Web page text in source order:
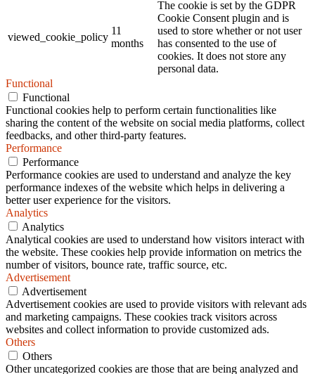
viewed_cookie_policy
11
months
The cookie is set by the GDPR
Cookie Consent plugin and is
used to store whether or not user
has consented to the use of
cookies. It does not store any
personal data.
Functional
Functional
Functional cookies help to perform certain functionalities like
sharing the content of the website on social media platforms, collect
feedbacks, and other third-party features.
Performance
Performance
Performance cookies are used to understand and analyze the key
performance indexes of the website which helps in delivering a
better user experience for the visitors.
Analytics
Analytics
Analytical cookies are used to understand how visitors interact with
the website. These cookies help provide information on metrics the
number of visitors, bounce rate, traffic source, etc.
Advertisement
Advertisement
Advertisement cookies are used to provide visitors with relevant ads
and marketing campaigns. These cookies track visitors across
websites and collect information to provide customized ads.
Others
Others
Other uncategorized cookies are those that are being analyzed and